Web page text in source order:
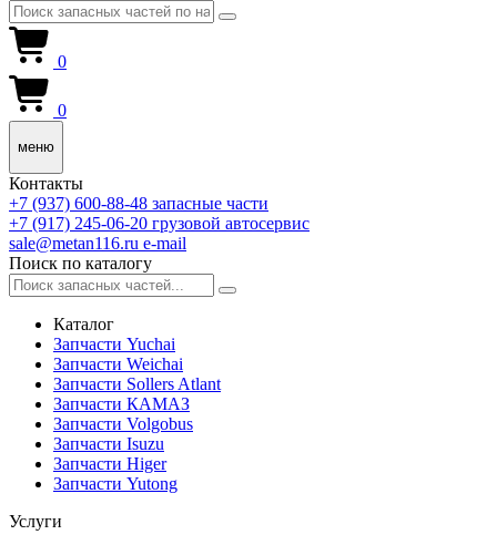
0
0
меню
Контакты
+7 (937) 600-88-48 запасные части
+7 (917) 245-06-20 грузовой автосервис
sale@metan116.ru e-mail
Поиск по каталогу
Каталог
Запчасти Yuchai
Запчасти Weichai
Запчасти Sollers Atlant
Запчасти КАМАЗ
Запчасти Volgobus
Запчасти Isuzu
Запчасти Higer
Запчасти Yutong
Услуги